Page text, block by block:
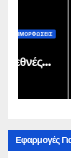
ΑΝΑΚΟΙΝΏΣΕΙΣ
21ο
31
Εφαρμογές